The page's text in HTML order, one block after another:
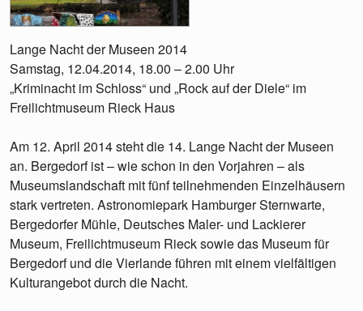
Lange Nacht der Museen 2014
Samstag, 12.04.2014, 18.00 – 2.00 Uhr
„Kriminacht im Schloss“ und „Rock auf der Diele“ im
Freilichtmuseum Rieck Haus
Am 12. April 2014 steht die 14. Lange Nacht der Museen
an. Bergedorf ist – wie schon in den Vorjahren – als
Museumslandschaft mit fünf teilnehmenden Einzelhäusern
stark vertreten. Astronomiepark Hamburger Sternwarte,
Bergedorfer Mühle, Deutsches Maler- und Lackierer
Museum, Freilichtmuseum Rieck sowie das Museum für
Bergedorf und die Vierlande führen mit einem vielfältigen
Kulturangebot durch die Nacht.